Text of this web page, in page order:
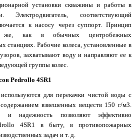
установки скважины и работы в
Электродвигатель, соответствующий
к насосу через суппорт. Принцип
же, как в обычных центробежных
станциях. Рабочие колеса, установленные в
захватывают воду и направляют ее к
группы колес.
Pedrollo 4SR1
для перекачки чистой воды с
взвешенных веществ 150 г/м3.
надежность позволяют эффективно
4SR1 в быту, в противопожарных
задач и т. д.